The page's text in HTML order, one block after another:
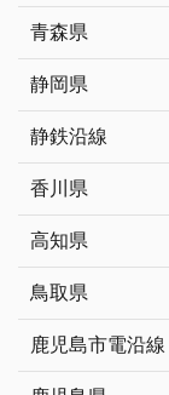
青森県
静岡県
静鉄沿線
香川県
高知県
鳥取県
鹿児島市電沿線